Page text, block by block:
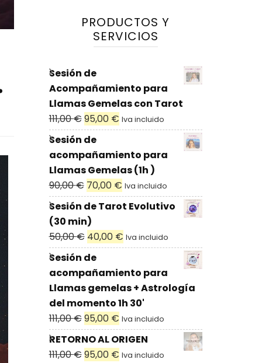
PRODUCTOS Y
SERVICIOS
Sesión de
Acompañamiento para
Llamas Gemelas con Tarot
111,00€95,00 € Iva incluido
Sesión de
acompañamiento para
Llamas Gemelas (1h )
90,00€ 70,00 € Iva incluido
Sesión de Tarot Evolutivo
(30 min)
50,00€ 40,00 € Iva incluido
Sesión de
acompañamiento para
Llamas gemelas + Astrología
del momento 1h 30'
111,00€95,00 € Iva incluido
RETORNO AL ORIGEN
111,00€95,00 € Iva incluido